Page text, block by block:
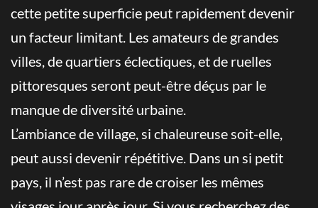
cette petite superficie peut rapidement devenir
un facteur limitant. Les amateurs de grandes
villes, de quartiers éclectiques, et de ruelles
pittoresques seront peut-être déçus par le
manque de diversité urbaine.
L’ambiance de village, si chaleureuse soit-elle,
peut aussi devenir répétitive. Dans un si petit
pays, il n’est pas rare de croiser les mêmes